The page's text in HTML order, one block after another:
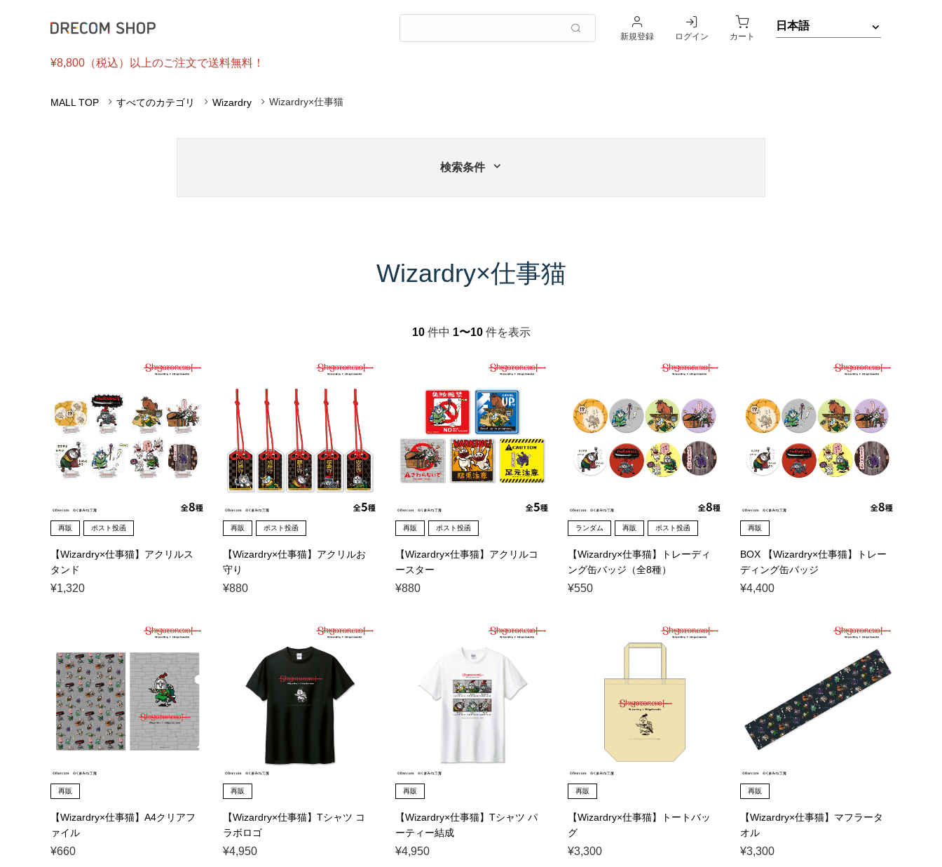
新規登録 ログイン カート
MALL TOP すべてのカテゴリ Wizardry Wizardry×仕事猫
検索条件
Wizardry×仕事猫
10件中 1〜10件を表示
再販 ポスト投函
【Wizardry×仕事猫】アクリルス
タンド
¥1,320
再販 ポスト投函
【Wizardry×仕事猫】アクリルお
守り
¥880
再販 ポスト投函
【Wizardry×仕事猫】アクリルコ
ースター
¥880
ランダム 再販 ポスト投函
【Wizardry×仕事猫】トレーディ
ング缶バッジ（全8種）
¥550
再販
BOX 【Wizardry×仕事猫】トレー
ディング缶バッジ
¥4,400
再販
【Wizardry×仕事猫】A4クリアフ
ァイル
¥660
再販
【Wizardry×仕事猫】Tシャツ コ
ラボロゴ
¥4,950
再販
【Wizardry×仕事猫】Tシャツ パ
ーティー結成
¥4,950
再販
【Wizardry×仕事猫】トートバッ
グ
¥3,300
再販
【Wizardry×仕事猫】マフラータ
オル
¥3,300